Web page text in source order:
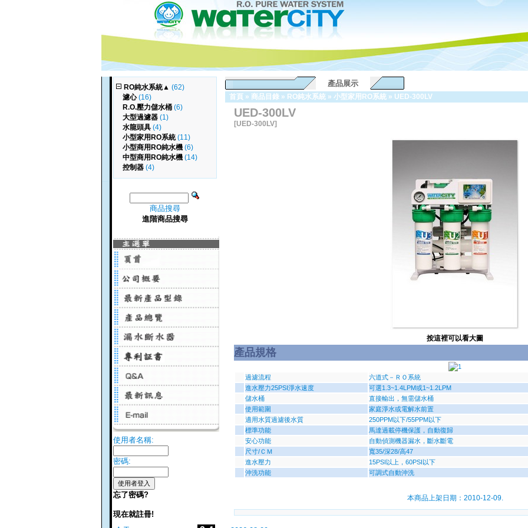
RO純水系統▲ (62)
濾心(16)
R.O.壓力儲水桶 (6)
大型過濾器 (1)
水龍頭具 (4)
小型家用RO系統(11)
小型商用RO純水機 (6)
中型商用RO純水機 (14)
控制器 (4)
商品搜尋
進階商品搜尋
使用者名稱:
密碼:
忘了密碼?
現在就註冊!
產品展示
首頁 » 商品目錄 » RO純水系統 » 小型家用RO系統 » UED-300LV
UED-300LV
[UED-300LV]
按這裡可以看大圖
產品規格
過濾流程
六道式－ＲＯ系統
進水壓力25PSI淨水速度
可選1.3~1.4LPM或1~1.2LPM
儲水桶
直接輸出，無需儲水桶
使用範圍
家庭淨水或電解水前置
適用水質過濾後水質
250PPM以下/55PPM以下
標準功能
馬達過載停機保護，自動復歸
安心功能
自動偵測機器漏水，斷水斷電
尺寸/ＣＭ
寬35/深28/高47
進水壓力
15PSI以上，60PSI以下
沖洗功能
可調式自動沖洗
本商品上架日期：2010-12-09.